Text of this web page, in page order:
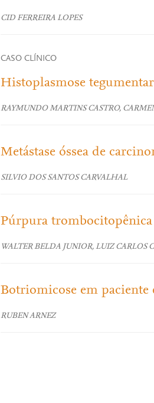
CID FERREIRA LOPES
CASO CLÍNICO
Histoplasmose
RAYMUNDO MARTINS CASTRO,
Metástase óssea de
SILVIO DOS SANTOS CARVALHAL
Púrpura trombocitopênica
WALTER BELDA JUNIOR, LUIZ CARLOS
Botriomicose em paciente
RUBEN ARNEZ